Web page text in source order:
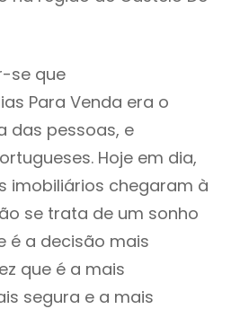
se que
Para Venda era o
das pessoas, e
Hoje em dia,
imobiliários chegaram à
se trata de um sonho
é a decisão mais
que é a mais
segura e a mais